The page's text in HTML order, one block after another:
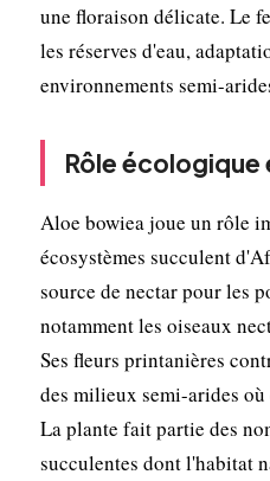
une floraison délicate. Le
les réserves d'eau,
environnements semi-
Rôle
Aloe bowiea joue un rôle
écosystèmes succulent
source de nectar pour les
notamment les oiseaux
Ses fleurs printanières
des milieux semi-arides
La plante fait partie des
succulentes dont l'habitat